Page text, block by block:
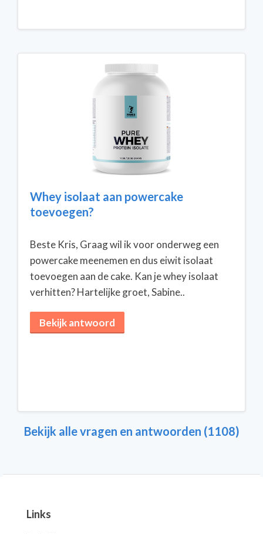
Whey isolaat aan powercake
toevoegen?
Beste Kris, Graag wil ik voor onderweg een
powercake meenemen en dus eiwit isolaat
toevoegen aan de cake. Kan je whey isolaat
verhitten? Hartelijke groet, Sabine..
Bekijk antwoord
Bekijk alle vragen en antwoorden (1108)
Links